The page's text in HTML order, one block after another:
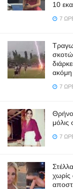
10
7
ακόμη
7
μόλις
7
χωρίς